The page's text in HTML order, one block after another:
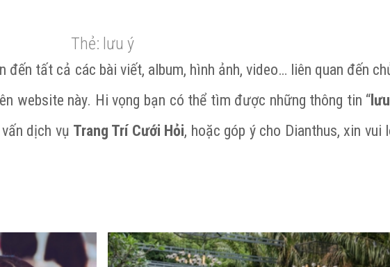
Thẻ: lưu ý
đến tất cả các bài viết, album, hình ảnh, video… liên quan đến
website này. Hi vọng bạn có thể tìm được những thông tin “
dịch vụ Trang Trí Cưới Hỏi, hoặc góp ý cho Dianthus, xin vui